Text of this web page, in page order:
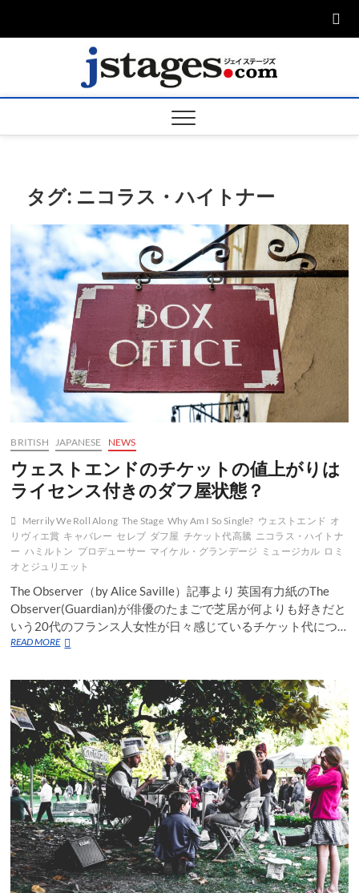
ージ
タグ: ニコラス・ハイトナー
BRITISH JAPANESE NEWS
ウェストエンドのチケットの値上がりは
ライセンス付きのダフ屋状態？
Merrily We Roll Along The Stage Why Am I So Single? ウェストエンド オ
リヴィエ賞 キャバレー セレブ ダフ屋 チケット代高騰 ニコラス・ハイトナ
ー ハミルトン プロデューサー マイケル・グランデージ ミュージカル ロミ
オとジュリエット
The Observer（by Alice Saville）記事より 英国有力紙のThe
Observer(Guardian)が俳優のたまごで芝居が何よりも好きだと
いう20代のフランス人女性が日々感じているチケット代につ…
READ MOREウ
ト
エ
ン
ド
の
チ
ケ
ッ
ト
の
値
上
り
は